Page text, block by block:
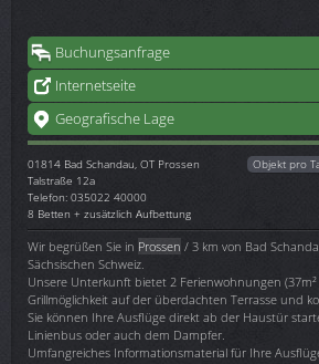
Buchungsanfrage
Internetseite
Geografische Lage
01814 Bad Schandau, OT Prossen
Talstraße 12a
Telefon: 035022 40000
8 Betten + zusätzlich Aufbettung
Objekt pro
Wir begrüßen Sie in Prossen / 3 km von Bad
Sächsischen Schweiz.
Unsere Unterkunft bietet 2 Ferienwohnungen (37m²
Grillmöglichkeit auf der überdachten Terrasse und
Sie können Ihre Ausflüge direkt ab der Haustür
Linienbus oder auch dem Dampfer.
Umfangreiches Informationsmaterial für Ihre